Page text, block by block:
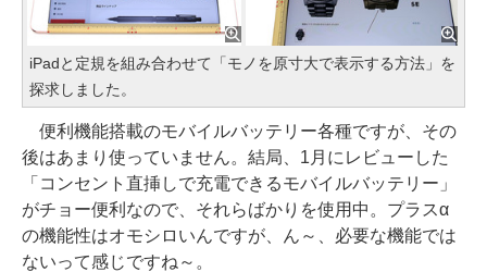
iPadと定規を組み合わせて「モノを原寸大で表示する方法」を
探求しました。
便利機能搭載のモバイルバッテリー各種ですが、その
後はあまり使っていません。結局、1月にレビューした
「コンセント直挿しで充電できるモバイルバッテリー」
がチョー便利なので、それらばかりを使用中。プラスα
の機能性はオモシロいんですが、ん～、必要な機能では
ないって感じですね～。